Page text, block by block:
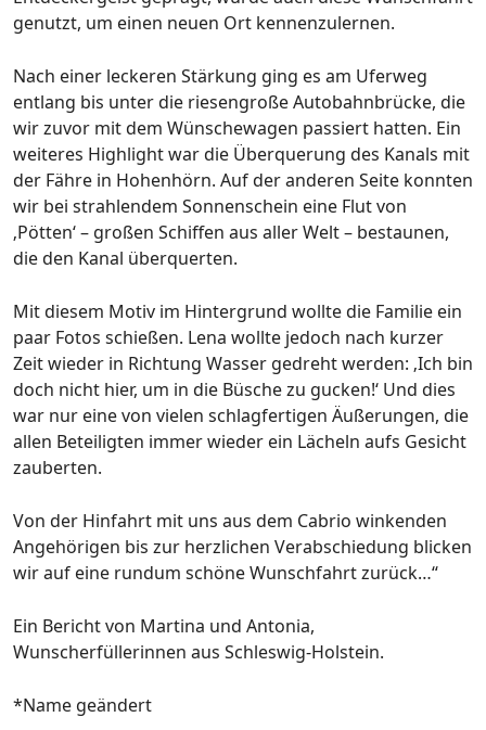
genutzt, um einen neuen Ort kennenzulernen.
Nach einer leckeren Stärkung ging es am Uferweg
entlang bis unter die riesengroße Autobahnbrücke, die
wir zuvor mit dem Wünschewagen passiert hatten. Ein
weiteres Highlight war die Überquerung des Kanals mit
der Fähre in Hohenhörn. Auf der anderen Seite konnten
wir bei strahlendem Sonnenschein eine Flut von
‚Pötten‘ – großen Schiffen aus aller Welt – bestaunen,
die den Kanal überquerten.
Mit diesem Motiv im Hintergrund wollte die Familie ein
paar Fotos schießen. Lena wollte jedoch nach kurzer
Zeit wieder in Richtung Wasser gedreht werden: ‚Ich bin
doch nicht hier, um in die Büsche zu gucken!‘ Und dies
war nur eine von vielen schlagfertigen Äußerungen, die
allen Beteiligten immer wieder ein Lächeln aufs Gesicht
zauberten.
Von der Hinfahrt mit uns aus dem Cabrio winkenden
Angehörigen bis zur herzlichen Verabschiedung blicken
wir auf eine rundum schöne Wunschfahrt zurück…“
Ein Bericht von Martina und Antonia,
Wunscherfüllerinnen aus Schleswig-Holstein.
*Name geändert